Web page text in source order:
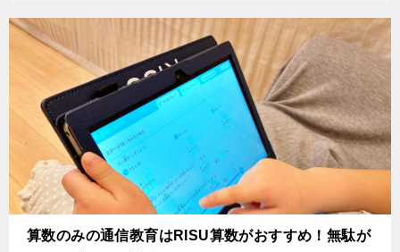
‌算数のみの通信教育はRISU算数がおすすめ！無駄が